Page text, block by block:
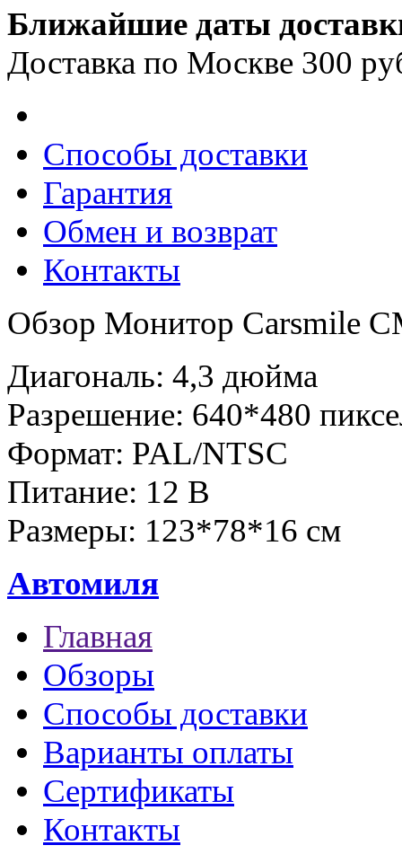
Ближайшие даты
Доставка по Москве 300
Способы доставки
Гарантия
Обмен и возврат
Контакты
Обзор Монитор Carsmile
Диагональ: 4,3 дюйма
Разрешение: 640*480
Формат: PAL/NTSC
Питание: 12 B
Размеры: 123*78*16 см
Автомиля
Главная
Обзоры
Способы доставки
Варианты оплаты
Сертификаты
Контакты